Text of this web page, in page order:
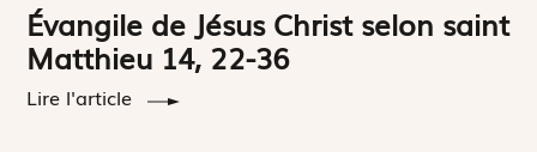
Évangile de Jésus Christ selon saint
Matthieu 14, 22-36
Lire l'article